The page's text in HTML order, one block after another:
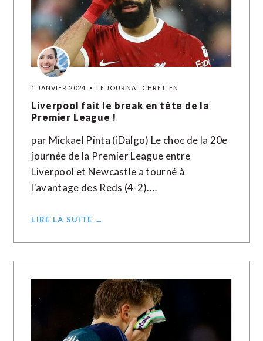
1 JANVIER 2024 LE JOURNAL CHRÉTIEN
Liverpool fait le break en tête de la
Premier League !
par Mickael Pinta (iDalgo) Le choc de la 20e
journée de la Premier League entre
Liverpool et Newcastle a tourné à
l'avantage des Reds (4-2).…
LIRE LA SUITE →